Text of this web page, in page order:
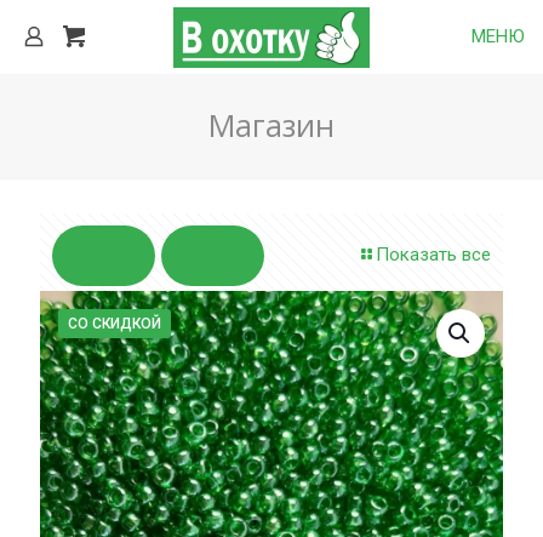
МЕНЮ
Магазин
Показать все
СО СКИДКОЙ